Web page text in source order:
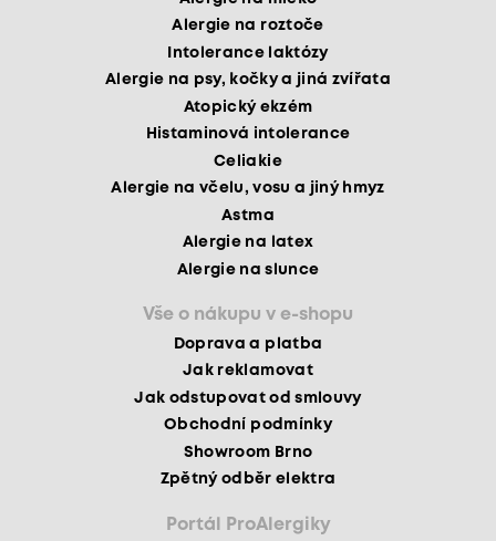
Alergie na roztoče
Intolerance laktózy
Alergie na psy, kočky a jiná zvířata
Atopický ekzém
Histaminová intolerance
Celiakie
Alergie na včelu, vosu a jiný hmyz
Astma
Alergie na latex
Alergie na slunce
Vše o nákupu v e-shopu
Doprava a platba
Jak reklamovat
Jak odstupovat od smlouvy
Obchodní podmínky
Showroom Brno
Zpětný odběr elektra
Portál ProAlergiky